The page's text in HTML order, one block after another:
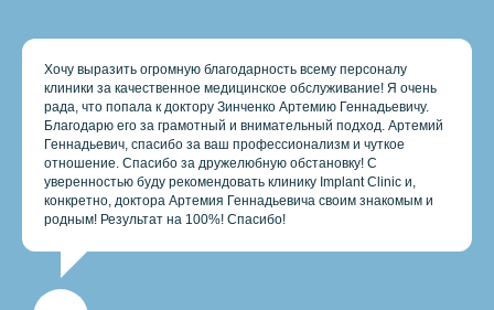
Хочу выразить огромную благодарность всему персоналу
клиники за качественное медицинское обслуживание! Я очень
рада, что попала к доктору Зинченко Артемию Геннадьевичу.
Благодарю его за грамотный и внимательный подход. Артемий
Геннадьевич, спасибо за ваш профессионализм и чуткое
отношение. Спасибо за дружелюбную обстановку! С
уверенностью буду рекомендовать клинику Implant Clinic и,
конкретно, доктора Артемия Геннадьевича своим знакомым и
родным! Результат на 100%! Спасибо!